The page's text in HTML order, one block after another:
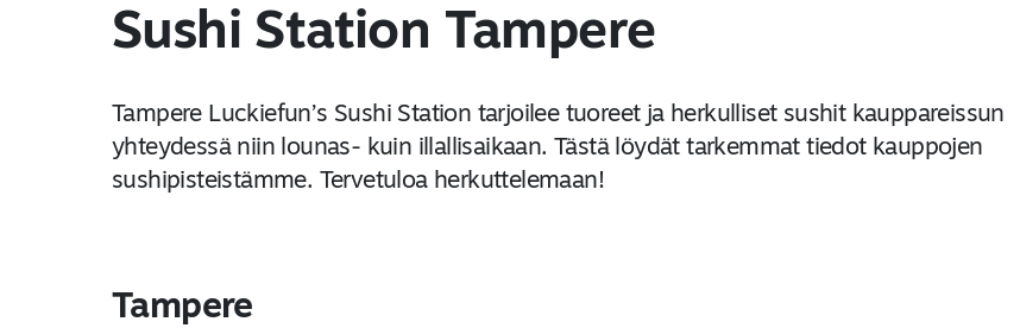
Sushi Station Tampere
Tampere Luckiefun’s Sushi Station tarjoilee tuoreet ja herkulliset sushit kauppareissun
yhteydessä niin lounas- kuin illallisaikaan. Tästä löydät tarkemmat tiedot kauppojen
sushipisteistämme. Tervetuloa herkuttelemaan!
Tampere